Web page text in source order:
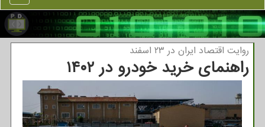
روایت اقتصاد ایران در ۲۳ اسفند
راهنمای خرید خودرو در ۱۴۰۲